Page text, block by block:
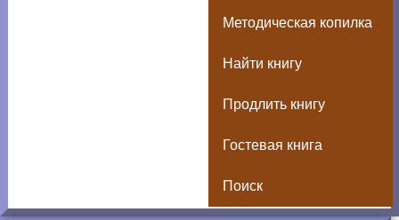
Методическая копилка
Найти книгу
Продлить книгу
Гостевая книга
Поиск